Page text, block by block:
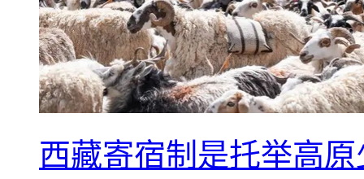
西藏寄宿制是托举高